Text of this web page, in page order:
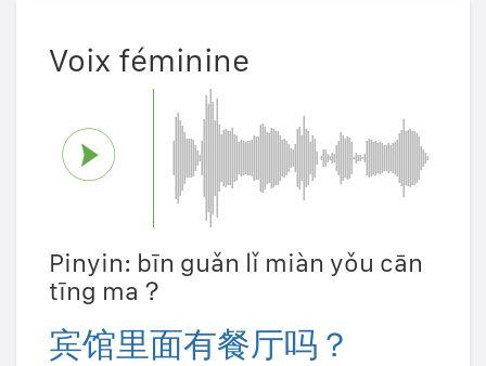
Voix féminine
Pinyin: bīn guǎn lǐ miàn yǒu cān
tīng ma？
宾馆里面有餐厅吗？